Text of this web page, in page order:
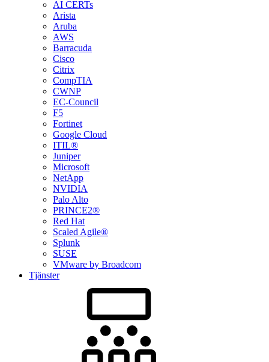
AI CERTs
Arista
Aruba
AWS
Barracuda
Cisco
Citrix
CompTIA
CWNP
EC-Council
F5
Fortinet
Google Cloud
ITIL®
Juniper
Microsoft
NetApp
NVIDIA
Palo Alto
PRINCE2®
Red Hat
Scaled Agile®
Splunk
SUSE
VMware by Broadcom
Tjänster